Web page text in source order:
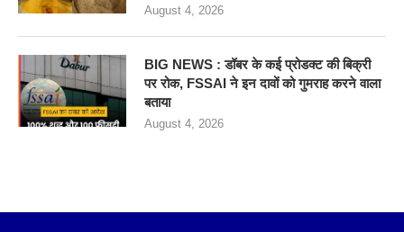
August 4, 2026
BIG NEWS : डॉबर के कई प्रोडक्ट की बिक्री
पर रोक, FSSAI ने इन दावों को गुमराह करने वाला
बताया
August 4, 2026